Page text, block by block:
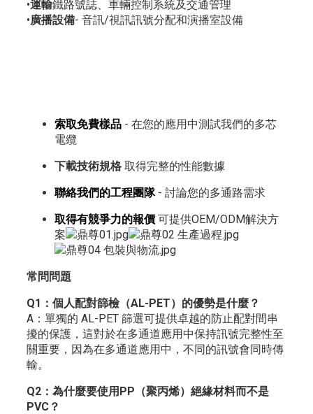
•運輸鐵路號誌、車輛控制系統及交通管理
•廣播設備- 音訊/視訊訊號分配和演播室設備
索取免費樣品- 在您的應用中測試我們的多芯
電纜
下載技術規格取得完整的性能數據
聯絡我們的工程團隊- 討論您的多通路需求
取得有競爭力的報價可提供OEM/ODM解決方
案
常問問題
Q1：個人配對篩檢（AL-PET）的優勢是什麼？
A：單獨的 AL-PET 篩選可提供卓越的防止配對間串
擾的保護，這對於在多通道應用中保持訊號完整性至
關重要，因為在多通道應用中，不同的訊號會同時傳
輸。
Q2：為什麼要使用PP（聚丙烯）絕緣材料而不是
PVC？